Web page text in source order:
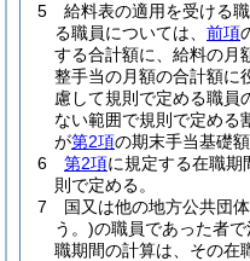
5
給料表の適用を受ける
る職員については、 前項
する合計額に、給料の月
整手当の月額の合計額に
慮して規則で定める職員
ない範囲で規則で定める
が第2項の期末手当基礎額
6
第2項に規定する在職期
則で定める。
7
国又は他の地方公共団体
う。)の職員であった者
職期間の計算は、その在